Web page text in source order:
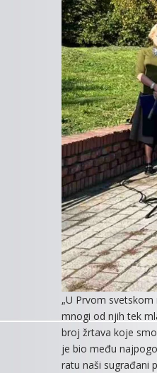
„U Prvom
mnogi od njih tek
broj žrtava koje
je bio među
ratu naši sugrađani